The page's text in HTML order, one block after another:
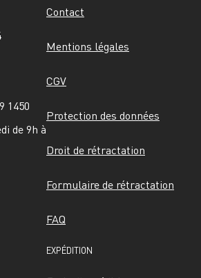
1450
de 9h à
Contact
Mentions légales
CGV
Protection des données
Droit de rétractation
Formulaire de rétractation
FAQ
EXPÉDITION